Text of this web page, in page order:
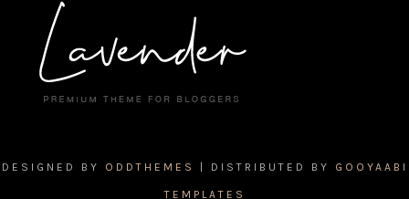
DESIGNED BY ODDTHEMES | DISTRIBUTED BY GOOYAABI
TEMPLATES